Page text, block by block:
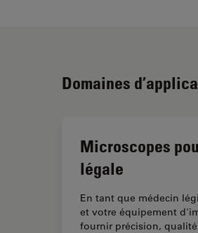
Domaines
Microscopes
légale
En tant que médecin
et votre équipement
fournir précision,